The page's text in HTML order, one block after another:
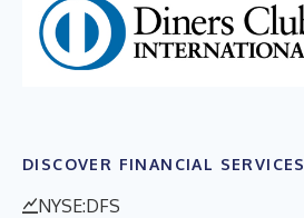
DISCOVER FINANCIAL SERVICES
NYSE:DFS